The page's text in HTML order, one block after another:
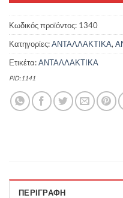
Κωδικός προϊόντος: 1340
Κατηγορίες:ΑΝΤΑΛΛΑΚΤΙΚΑ,
Ετικέτα:ΑΝΤΑΛΛΑΚΤΙΚΑ
PID:1141
ΠΕΡΙΓΡΑΦΉ